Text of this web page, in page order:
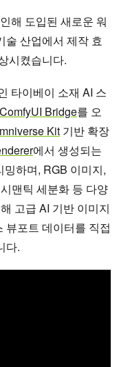
해 도입된 새로운 워
술 산업에서 제작 효
시켰습니다.
타이베이 소재 AI 스
Bridge를 오
Kit 기반 확장
에서 생성되는
하며, RGB 이미지,
맨틱 세분화 등 다양
고급 AI 기반 이미지
뷰포트 데이터를 직접
다.